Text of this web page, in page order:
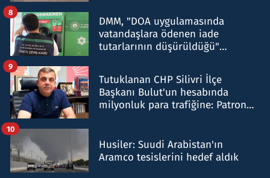
DMM, "DOA uygulamasında
vatandaşlara ödenen iade
tutarlarının düşürüldüğü"
8
Tutuklanan CHP Silivri İlçe
Başkanı Bulut'un hesabında
milyonluk para trafiğine: Patron
9
Husiler: Suudi Arabistan'ın
Aramco tesislerini hedef aldık
10